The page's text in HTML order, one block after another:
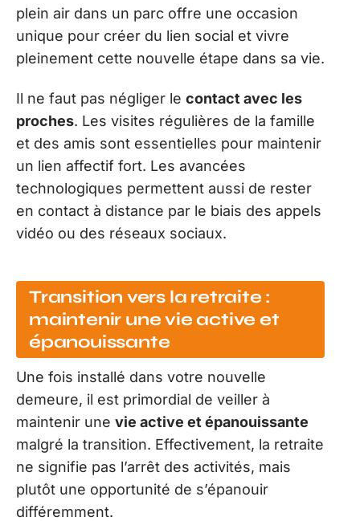
plein air dans un parc offre une occasion
unique pour créer du lien social et vivre
pleinement cette nouvelle étape dans sa vie.
Il ne faut pas négliger le contact avec les
proches. Les visites régulières de la famille
et des amis sont essentielles pour maintenir
un lien affectif fort. Les avancées
technologiques permettent aussi de rester
en contact à distance par le biais des appels
vidéo ou des réseaux sociaux.
Transition vers la retraite :
maintenir une vie active et
épanouissante
Une fois installé dans votre nouvelle
demeure, il est primordial de veiller à
maintenir une vie active et épanouissante
malgré la transition. Effectivement, la retraite
ne signifie pas l’arrêt des activités, mais
plutôt une opportunité de s’épanouir
différemment.